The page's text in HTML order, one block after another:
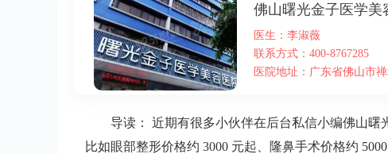
佛山曙光金子医学美
医生：李淑薇
联系方式：400-8767285
医院地址：广东省佛山市
导读：
近期有很多小伙伴在后台私信小编佛山曙
比如眼部整形价格约 3000 元起、隆鼻手术价格约